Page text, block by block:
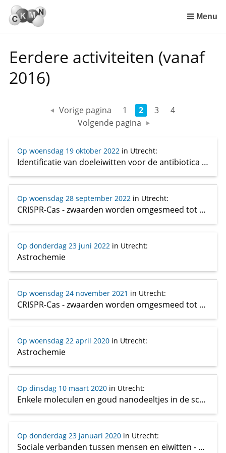
links
naar
de
inhoud
Menu
Eerdere activiteiten (vanaf
2016)
Vorige pagina 1 2 3
4
Volgende pagina
Op woensdag 19 oktober 2022 in Utrecht:
Identificatie van doeleiwitten voor de antibiotica van de toekomst
Op woensdag 28 september 2022 in Utrecht:
CRISPR-Cas - zwaarden worden omgesmeed tot ploegen
Op donderdag 23 juni 2022 in Utrecht:
Astrochemie
Op woensdag 24 november 2021 in Utrecht:
CRISPR-Cas - zwaarden worden omgesmeed tot ploegen
Op woensdag 22 april 2020in Utrecht:
Astrochemie
Op dinsdag 10 maart 2020in Utrecht:
Enkele moleculen en goud nanodeeltjes in de schijnwerper
Op donderdag 23 januari 2020in Utrecht:
Sociale verbanden tussen mensen en eiwitten - Gefascineerd door de chemie van het leven